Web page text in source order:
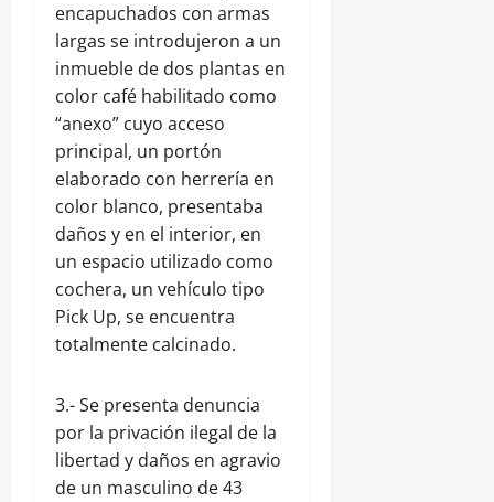
encapuchados con armas
largas se introdujeron a un
inmueble de dos plantas en
color café habilitado como
“anexo” cuyo acceso
principal, un portón
elaborado con herrería en
color blanco, presentaba
daños y en el interior, en
un espacio utilizado como
cochera, un vehículo tipo
Pick Up, se encuentra
totalmente calcinado.
3.- Se presenta denuncia
por la privación ilegal de la
libertad y daños en agravio
de un masculino de 43